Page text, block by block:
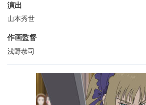
演出
山本秀世
作画監督
浅野恭司